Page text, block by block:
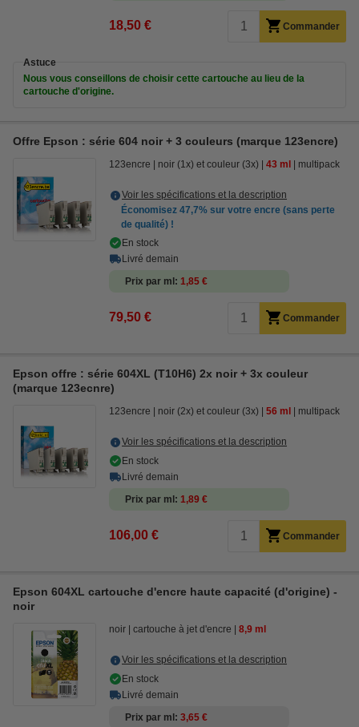
18,50 € Commander
Astuce
Nous vous conseillons de choisir cette cartouche au lieu de la
cartouche d'origine.
Offre Epson : série 604 noir + 3 couleurs (marque 123encre)
123encre noir (1x) et couleur (3x) 43 ml multipack
Voir les spécifications et la description
Économisez 47,7% sur votre encre (sans perte
de qualité) !
En stock
Livré demain
Prix par ml
1,85 €
79,50 € Commander
Epson offre : série 604XL (T10H6) 2x noir + 3x couleur
(marque 123ecnre)
123encre noir (2x) et couleur (3x) 56 ml multipack
Voir les spécifications et la description
En stock
Livré demain
Prix par ml
1,89 €
106,00 € Commander
Epson 604XL cartouche d'encre haute capacité (d'origine) -
noir
noir cartouche à jet d'encre 8,9 ml
Voir les spécifications et la description
En stock
Livré demain
Prix par ml
3,65 €